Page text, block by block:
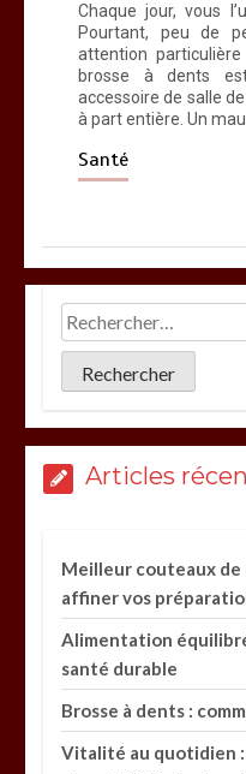
Chaque jour, vous
Pourtant, peu de
attention
brosse à dents
accessoire de salle
à part entière. Un
Santé
Articles
Meilleur couteaux
affiner vos
Alimentation
santé durable
Brosse à dents :
Vitalité au quotidien